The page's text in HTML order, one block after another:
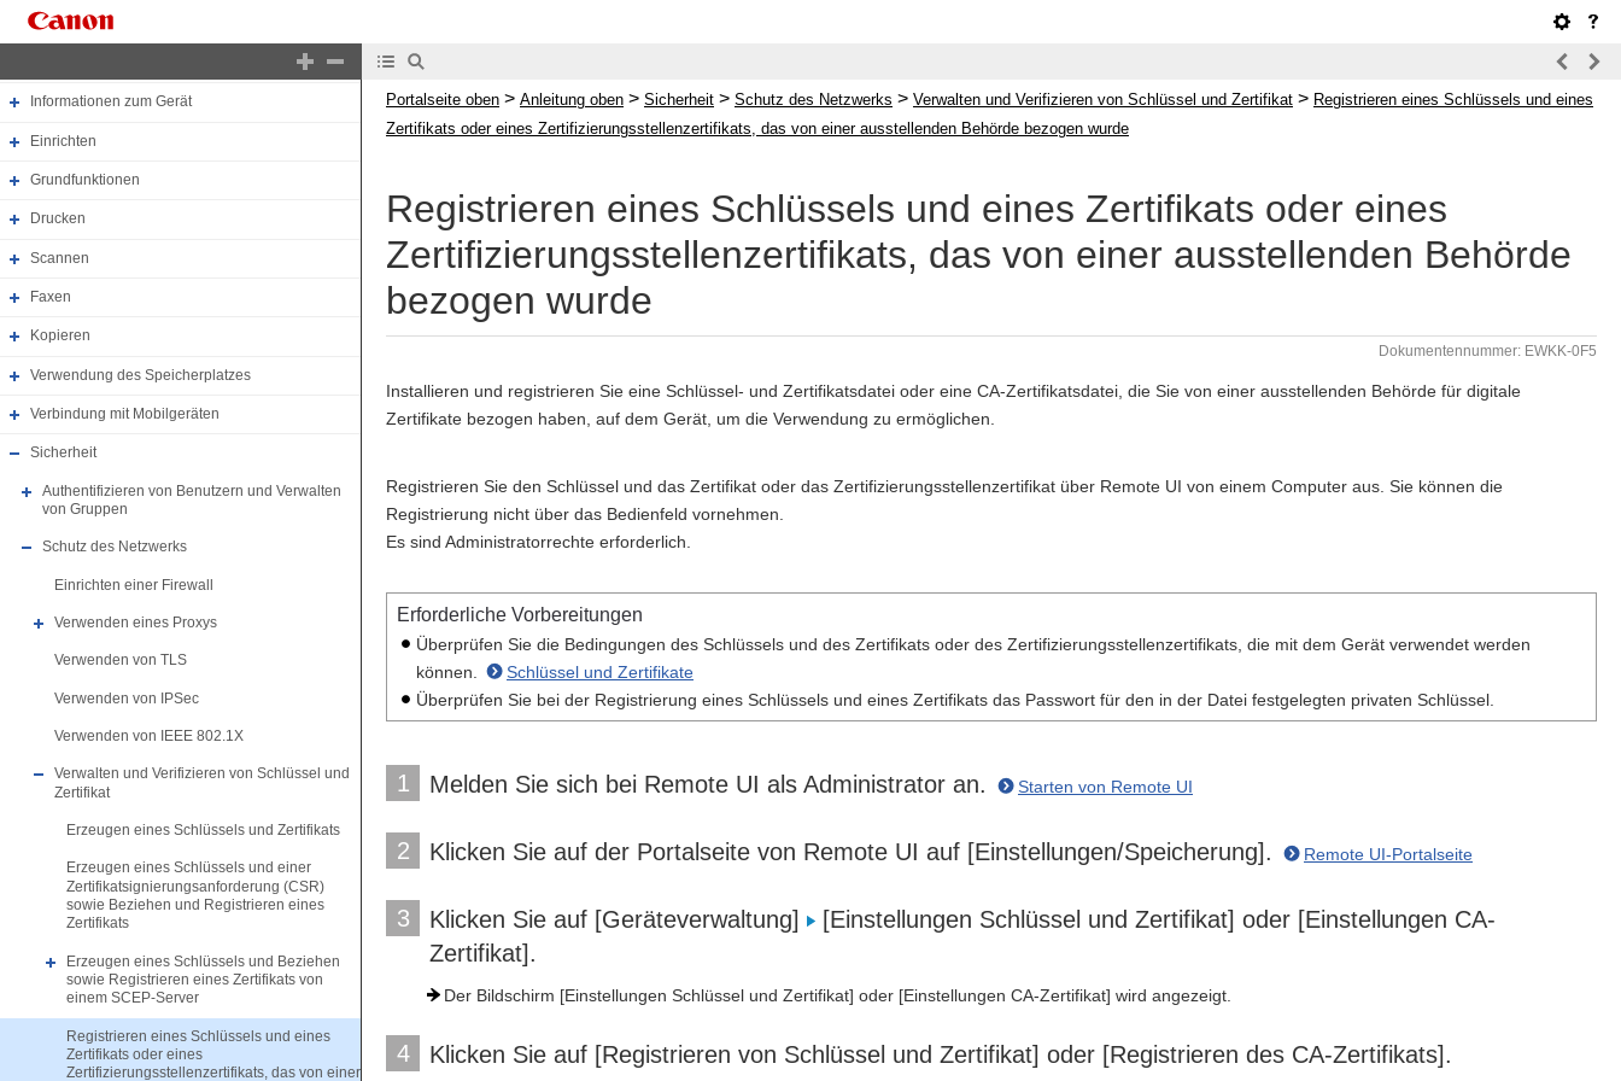
Informationen zum Gerät
Einrichten
Grundfunktionen
Drucken
Scannen
Faxen
Kopieren
Verwendung des Speicherplatzes
Verbindung mit Mobilgeräten
Sicherheit
Authentifizieren von Benutzern und Verwalten
von Gruppen
Schutz des Netzwerks
Einrichten einer Firewall
Verwenden eines Proxys
Verwenden von TLS
Verwenden von IPSec
Verwenden von IEEE 802.1X
Verwalten und Verifizieren von Schlüssel und
Zertifikat
Erzeugen eines Schlüssels und Zertifikats
Erzeugen eines Schlüssels und einer
Zertifikatsignierungsanforderung (CSR)
sowie Beziehen und Registrieren eines
Zertifikats
Erzeugen eines Schlüssels und Beziehen
sowie Registrieren eines Zertifikats von
einem SCEP-Server
Registrieren eines Schlüssels und eines
Zertifikats oder eines
Zertifizierungsstellenzertifikats, das von einer
Portalseite oben > Anleitung oben > Sicherheit > Schutz des Netzwerks > Verwalten und Verifizieren von Schlüssel und Zertifikat > Registrieren eines Schlüssels und eines
Zertifikats oder eines Zertifizierungsstellenzertifikats, das von einer ausstellenden Behörde bezogen wurde
Registrieren eines Schlüssels und eines Zertifikats oder eines
Zertifizierungsstellenzertifikats, das von einer ausstellenden Behörde
bezogen wurde
Dokumentennummer: EWKK-0F5
Installieren und registrieren Sie eine Schlüssel- und Zertifikatsdatei oder eine CA-Zertifikatsdatei, die Sie von einer ausstellenden Behörde für digitale
Zertifikate bezogen haben, auf dem Gerät, um die Verwendung zu ermöglichen.
Registrieren Sie den Schlüssel und das Zertifikat oder das Zertifizierungsstellenzertifikat über Remote UI von einem Computer aus. Sie können die
Registrierung nicht über das Bedienfeld vornehmen.
Es sind Administratorrechte erforderlich.
Erforderliche Vorbereitungen
Überprüfen Sie die Bedingungen des Schlüssels und des Zertifikats oder des Zertifizierungsstellenzertifikats, die mit dem Gerät verwendet werden
können.
Schlüssel und Zertifikate
Überprüfen Sie bei der Registrierung eines Schlüssels und eines Zertifikats das Passwort für den in der Datei festgelegten privaten Schlüssel.
1 Melden Sie sich bei Remote UI als Administrator an. Starten von Remote UI
2 Klicken Sie auf der Portalseite von Remote UI auf [Einstellungen/Speicherung]. Remote UI-Portalseite
3 Klicken Sie auf [Geräteverwaltung]
[Einstellungen Schlüssel und Zertifikat] oder [Einstellungen CA-
Zertifikat].
Der Bildschirm [Einstellungen Schlüssel und Zertifikat] oder [Einstellungen CA-Zertifikat] wird angezeigt.
4 Klicken Sie auf [Registrieren von Schlüssel und Zertifikat] oder [Registrieren des CA-Zertifikats].